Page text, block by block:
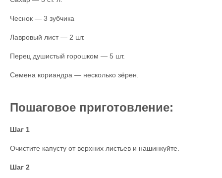
Чеснок — 3 зубчика
Лавровый лист — 2 шт.
Перец душистый горошком — 5 шт.
Семена кориандра — несколько зёрен.
Пошаговое приготовление:
Шаг 1
Очистите капусту от верхних листьев и нашинкуйте.
Шаг 2